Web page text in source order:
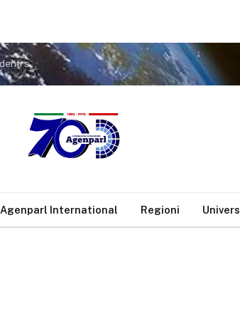
Covid. FdI a Conte: non tiri in ballo Meloni per distrarre attenzione. Evidenti sue responsabilità nella gestione pandemia
Agenparl International Regioni